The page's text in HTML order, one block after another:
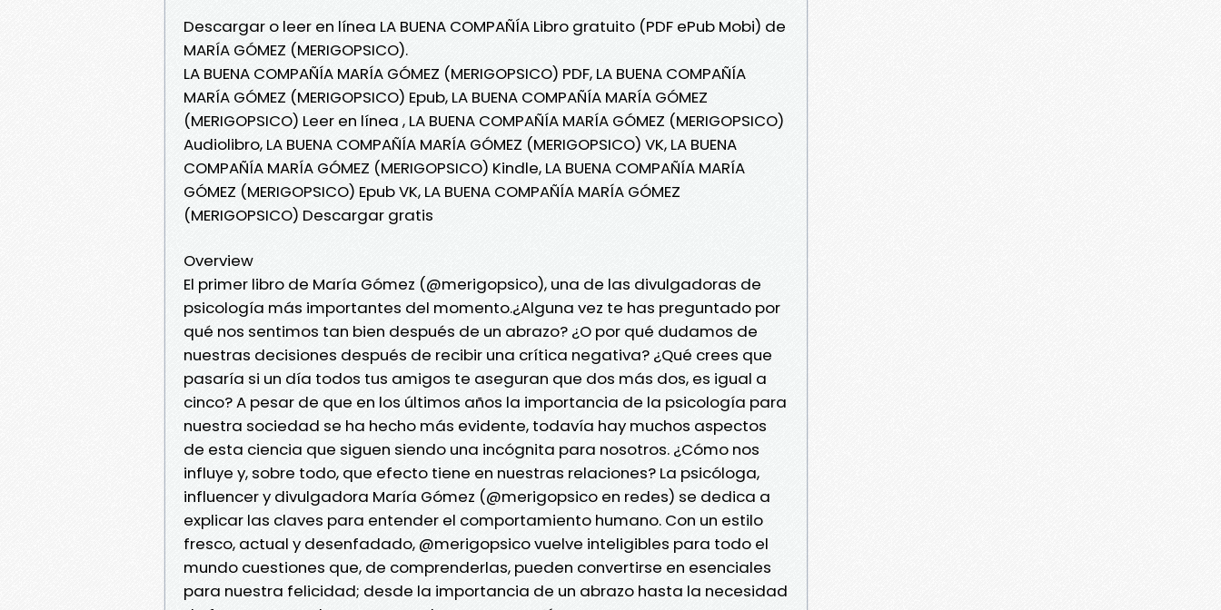
Descargar o leer en línea LA BUENA COMPAÑÍA Libro gratuito (PDF ePub Mobi) de
MARÍA GÓMEZ (MERIGOPSICO).
LA BUENA COMPAÑÍA MARÍA GÓMEZ (MERIGOPSICO) PDF, LA BUENA COMPAÑÍA
MARÍA GÓMEZ (MERIGOPSICO) Epub, LA BUENA COMPAÑÍA MARÍA GÓMEZ
(MERIGOPSICO) Leer en línea , LA BUENA COMPAÑÍA MARÍA GÓMEZ (MERIGOPSICO)
Audiolibro, LA BUENA COMPAÑÍA MARÍA GÓMEZ (MERIGOPSICO) VK, LA BUENA
COMPAÑÍA MARÍA GÓMEZ (MERIGOPSICO) Kindle, LA BUENA COMPAÑÍA MARÍA
GÓMEZ (MERIGOPSICO) Epub VK, LA BUENA COMPAÑÍA MARÍA GÓMEZ
(MERIGOPSICO) Descargar gratis
Overview
El primer libro de María Gómez (@merigopsico), una de las divulgadoras de
psicología más importantes del momento.¿Alguna vez te has preguntado por
qué nos sentimos tan bien después de un abrazo? ¿O por qué dudamos de
nuestras decisiones después de recibir una crítica negativa? ¿Qué crees que
pasaría si un día todos tus amigos te aseguran que dos más dos, es igual a
cinco? A pesar de que en los últimos años la importancia de la psicología para
nuestra sociedad se ha hecho más evidente, todavía hay muchos aspectos
de esta ciencia que siguen siendo una incógnita para nosotros. ¿Cómo nos
influye y, sobre todo, que efecto tiene en nuestras relaciones? La psicóloga,
influencer y divulgadora María Gómez (@merigopsico en redes) se dedica a
explicar las claves para entender el comportamiento humano. Con un estilo
fresco, actual y desenfadado, @merigopsico vuelve inteligibles para todo el
mundo cuestiones que, de comprenderlas, pueden convertirse en esenciales
para nuestra felicidad; desde la importancia de un abrazo hasta la necesidad